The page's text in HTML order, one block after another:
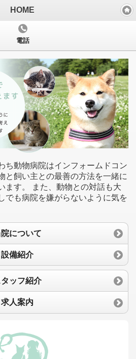
HOME
電話
ち動物病院はインフォームドコン
と飼い主との最善の方法を一緒に
ます。 また、動物との対話も大
でも病院を嫌がらないように気を
について
設備紹介
タッフ紹介
求人案内